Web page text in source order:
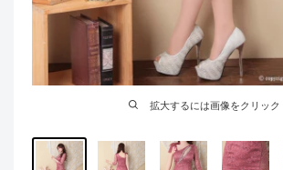
拡大するには画像をクリック